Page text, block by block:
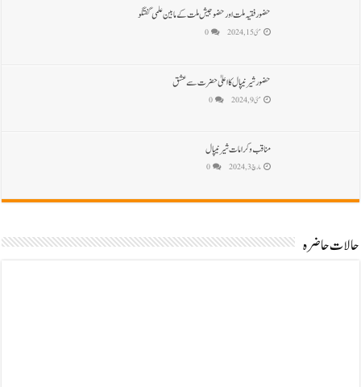
حضور فقیہ ملت اور حضو جیش ملت کے مابین علمی گفتگو
مئی 15, 2024 0
حضور شیرنیپال کا اعلیٰ حضرت سے عشق
مئی 9, 2024 0
مناقب و کرامات شیرنیپال
مارچ 3, 2024 0
حالات حاضرہ